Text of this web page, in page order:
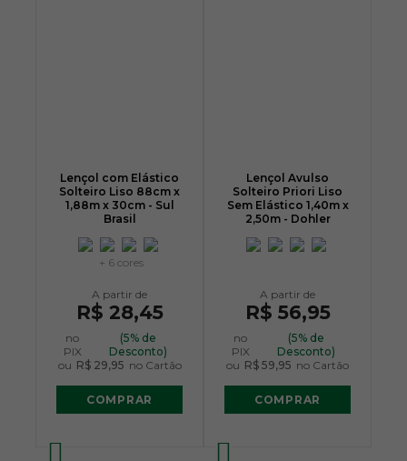
Lençol com Elástico
Solteiro Liso 88cm x
1,88m x 30cm - Sul
Brasil
+ 6 cores
R$ 28,45
no
PIX
(5% de
Desconto)
ou R$ 29,95 no Cartão
COMPRAR
Lençol Avulso
Solteiro Priori Liso
Sem Elástico 1,40m x
2,50m - Dohler
R$ 56,95
no
PIX
(5% de
Desconto)
ou R$ 59,95 no Cartão
COMPRAR